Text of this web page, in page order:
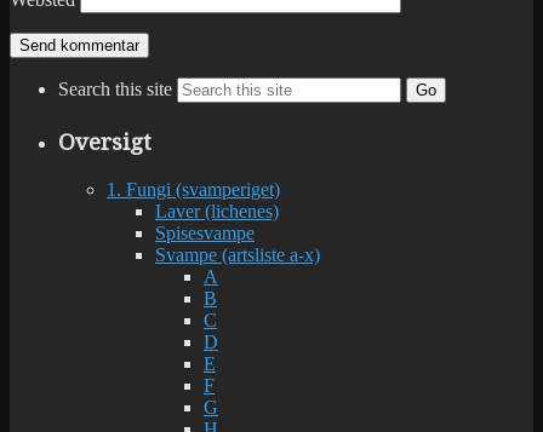
Search this site Go
Oversigt
1. Fungi (svamperiget)
Laver (lichenes)
Spisesvampe
Svampe (artsliste a-x)
A
B
C
D
E
F
G